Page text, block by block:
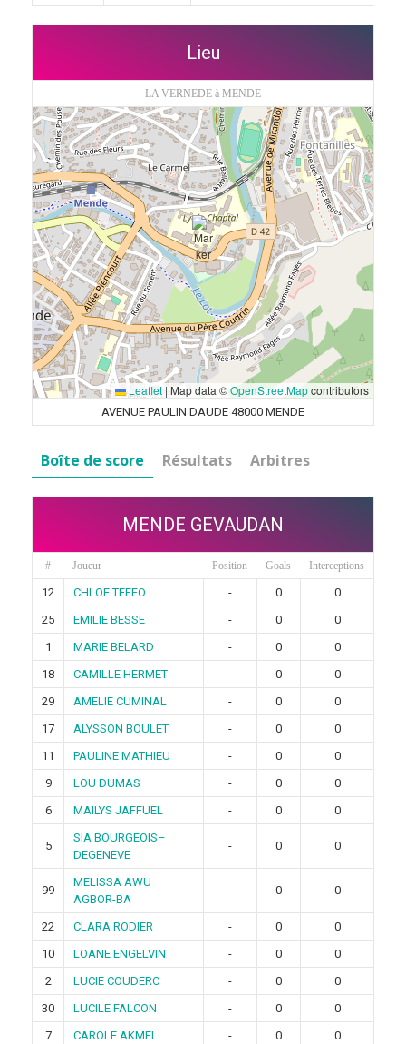
Lieu
LA VERNEDE à MENDE
Leaflet | Map data ©OpenStreetMapcontributors
AVENUE PAULIN DAUDE 48000 MENDE
Boîte de score Résultats Arbitres
MENDE GEVAUDAN
# Joueur Position Goals Interceptions
12 CHLOE TEFFO - 0
0
25
EMILIE BESSE - 0
0
1
MARIE BELARD - 0
0
18
CAMILLE HERMET - 0
0
29
AMELIE CUMINAL - 0
0
17
ALYSSON BOULET - 0
0
11
PAULINE MATHIEU - 0
0
9
LOU DUMAS - 0
0
6
MAILYS JAFFUEL - 0 0
5
SIA BOURGEOIS–
DEGENEVE
- 0 0
99
MELISSA AWU
AGBOR-BA
- 0 0
22 CLARA RODIER - 0
0
10
LOANE ENGELVIN - 0
0
2
LUCIE COUDERC - 0
0
30
LUCILE FALCON - 0
0
7
CAROLE AKMEL - 0
0